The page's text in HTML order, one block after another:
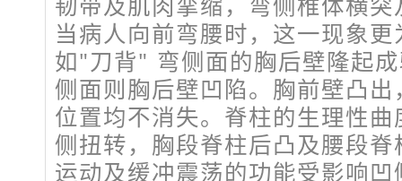
当病人向前弯腰时，这一现象
如"刀背" 弯侧面的胸后壁隆起
侧面则胸后壁凹陷。胸前壁凸
位置均不消失。脊柱的生理性
侧扭转，胸段脊柱后凸及腰段
运动及缓冲震荡的功能受影响